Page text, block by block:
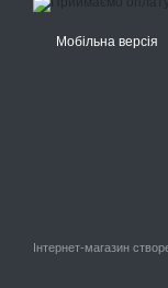
Мобільна версія
Інтернет-магазин